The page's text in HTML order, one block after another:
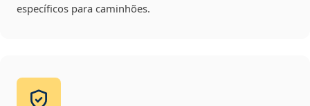
específicos para caminhões.